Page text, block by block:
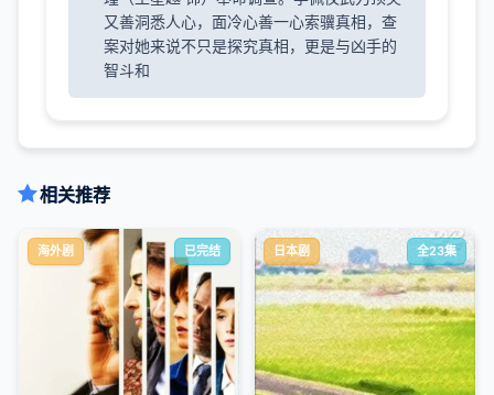
又善洞悉人心，面冷心善一心索骥真相，查
案对她来说不只是探究真相，更是与凶手的
智斗和
相关推荐
海外剧 已完结 日本剧 全23集